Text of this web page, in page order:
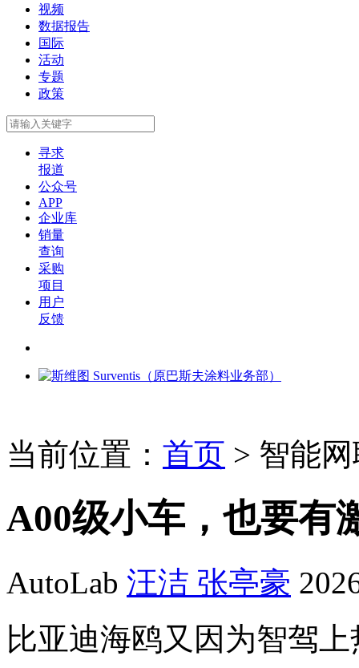
视频
数据报告
国际
活动
专题
政策
寻求
报道
公众号
APP
企业库
销量
查询
采购
项目
用户
反馈
当前位置： 首页 > 智能
A00级小车，也要有
AutoLab 汪洁 张亭豪
比亚迪海鸥又因为智驾